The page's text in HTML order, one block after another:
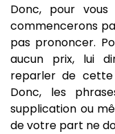
Donc, pour
commencerons
pas prononcer.
aucun prix, lui
reparler de cette
Donc, les
supplication ou
de votre part ne